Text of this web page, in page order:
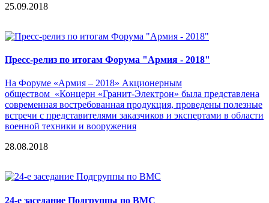
25.09.2018
Пресс-релиз по итогам Форума "Армия - 2018"
На Форуме «Армия – 2018» Акционерным
обществом «Концерн «Гранит-Электрон» была представлена
современная востребованная продукция, проведены полезные
встречи с представителями заказчиков и экспертами в области
военной техники и вооружения
28.08.2018
24-е заседание Подгруппы по ВМС